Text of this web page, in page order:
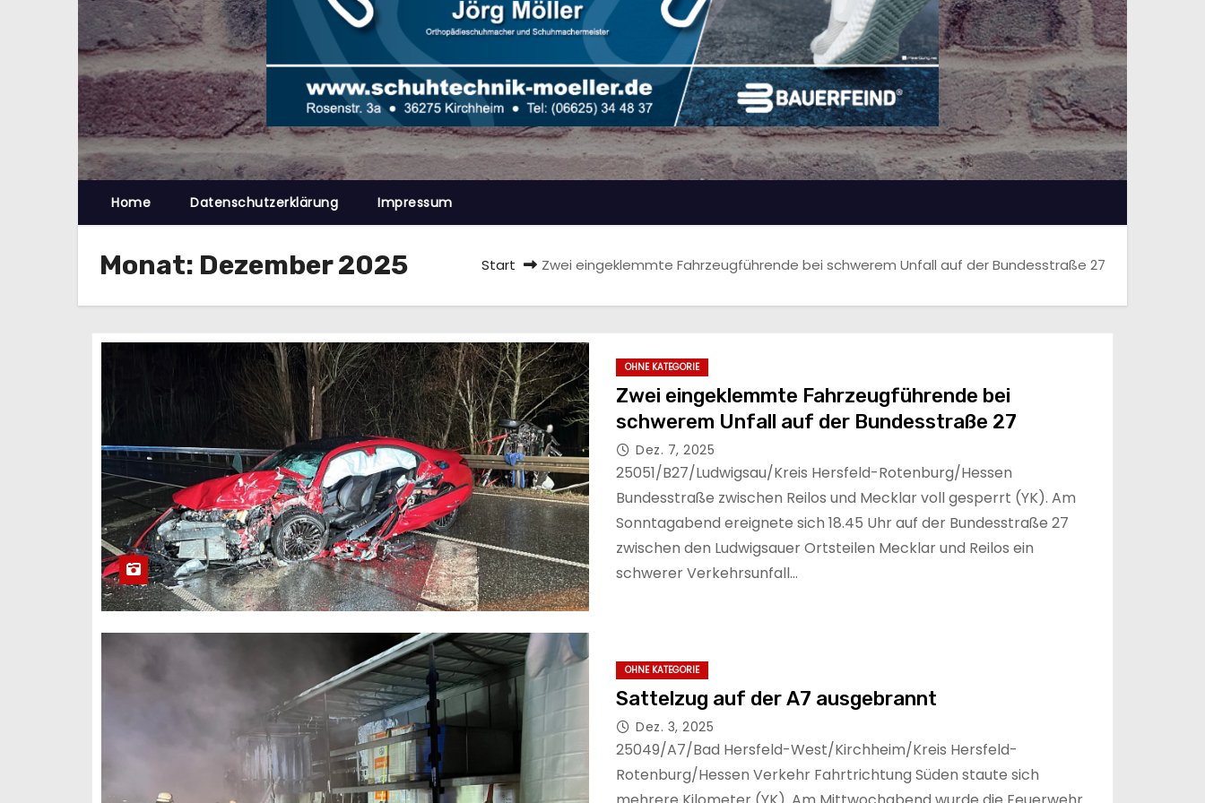
n
Home Datenschutzerklärung Impressum
Monat: Dezember 2025 Start Zwei eingeklemmte Fahrzeugführende bei schwerem Unfall auf der Bundesstraße 27
OHNE KATEGORIE
Zwei eingeklemmte Fahrzeugführende bei
schwerem Unfall auf der Bundesstraße 27
Dez. 7, 2025
25051/B27/Ludwigsau/Kreis Hersfeld-Rotenburg/Hessen
Bundesstraße zwischen Reilos und Mecklar voll gesperrt (YK). Am
Sonntagabend ereignete sich 18.45 Uhr auf der Bundesstraße 27
zwischen den Ludwigsauer Ortsteilen Mecklar und Reilos ein
schwerer Verkehrsunfall…
OHNE KATEGORIE
Sattelzug auf der A7 ausgebrannt
Dez. 3, 2025
25049/A7/Bad Hersfeld-West/Kirchheim/Kreis Hersfeld-
Rotenburg/Hessen Verkehr Fahrtrichtung Süden staute sich